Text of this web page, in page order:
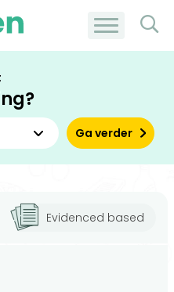
Ga verder
Evidenced based